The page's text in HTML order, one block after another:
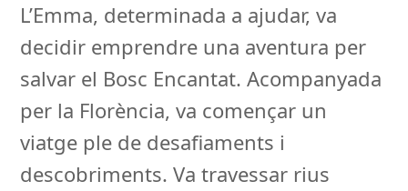
L’Emma, determinada a ajudar, va
decidir emprendre una aventura per
salvar el Bosc Encantat. Acompanyada
per la Florència, va començar un
viatge ple de desafiaments i
descobriments. Va travessar rius